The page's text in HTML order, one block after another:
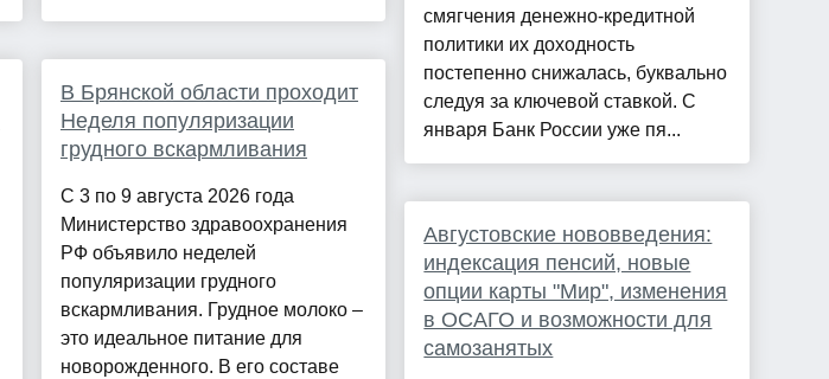
В Брянской области проходит
Неделя популяризации
грудного вскармливания
С 3 по 9 августа 2026 года
Министерство здравоохранения
РФ объявило неделей
популяризации грудного
вскармливания. Грудное молоко –
это идеальное питание для
новорожденного. В его составе
смягчения денежно-кредитной
политики их доходность
постепенно снижалась, буквально
следуя за ключевой ставкой. С
января Банк России уже пя...
Августовские нововведения:
индексация пенсий, новые
опции карты "Мир", изменения
в ОСАГО и возможности для
самозанятых